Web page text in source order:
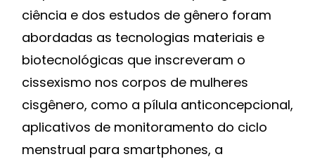
ciência e dos estudos de gênero foram
abordadas as tecnologias materiais e
biotecnológicas que inscreveram o
cissexismo nos corpos de mulheres
cisgênero, como a pílula anticoncepcional,
aplicativos de monitoramento do ciclo
menstrual para smartphones, a